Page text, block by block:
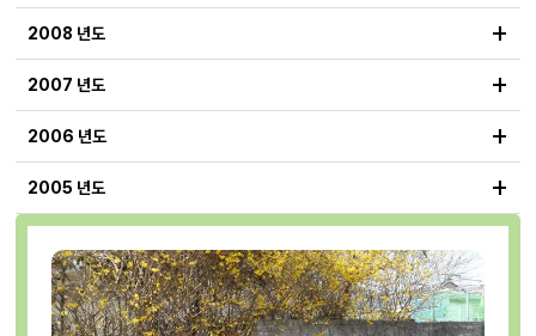
2008 년도 +
2007 년도 +
2006 년도 +
2005 년도 +